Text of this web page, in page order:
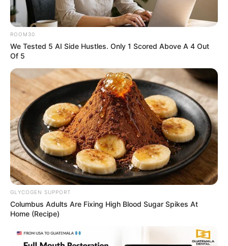
$20,000 In Personal Debt? You're Being Bleed Dry
Every Single Month
JG WENTWORTH
ROOM30
We Tested 5 AI Side Hustles. Only 1 Scored Above A 4 Out
Of 5
GLYCOGEN SUPPORT
Columbus Adults Are Fixing High Blood Sugar Spikes At
Home (Recipe)